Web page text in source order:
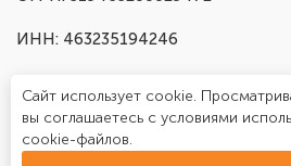
ИНН: 463235194246
Сайт использует cookie.
вы соглашаетесь с условиями
cookie-файлов.